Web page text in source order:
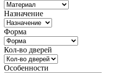
Назначение
Форма
Кол-во дверей
Особенности